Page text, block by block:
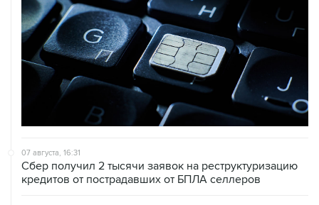
07 августа, 16:31
Сбер получил 2 тысячи заявок на реструктуризацию
кредитов от пострадавших от БПЛА селлеров